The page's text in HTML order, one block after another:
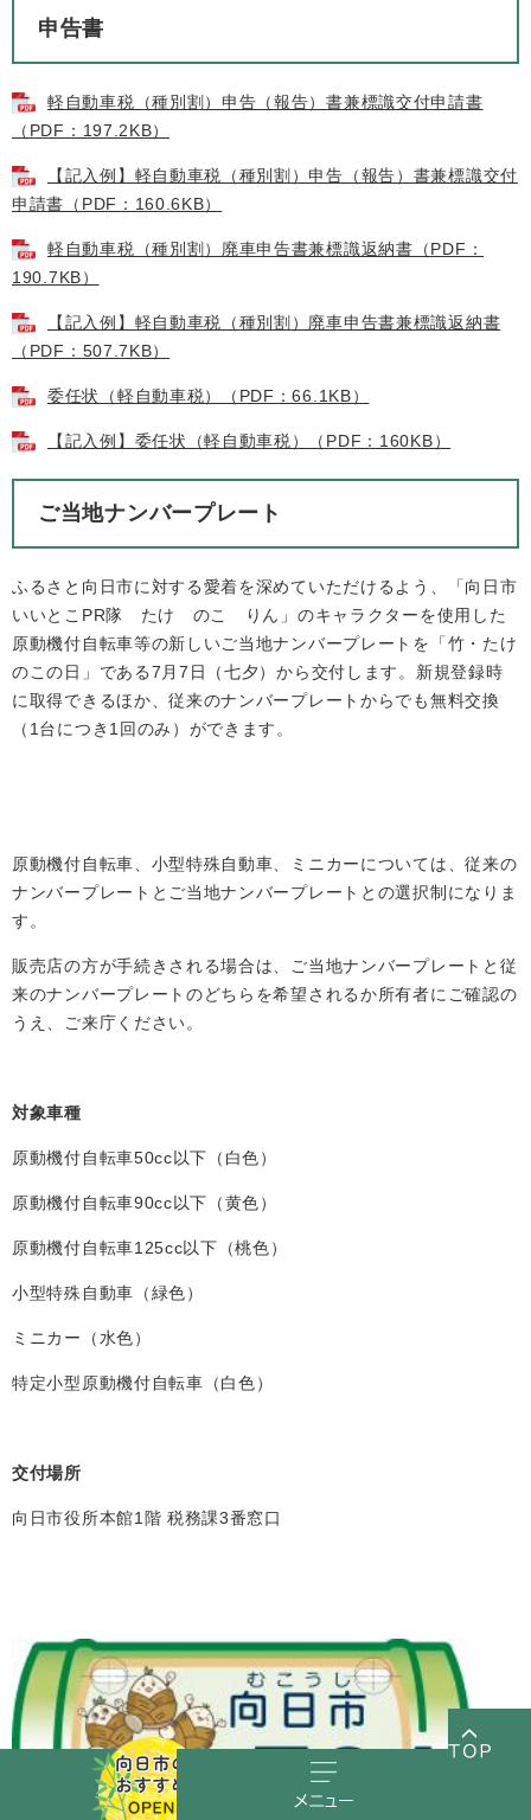
申告書
軽自動車税（種別割）申告（報告）書兼標識交付申請書
（PDF：197.2KB）
【記入例】軽自動車税（種別割）申告（報告）書兼標識交付
申請書（PDF：160.6KB）
軽自動車税（種別割）廃車申告書兼標識返納書（PDF：
190.7KB）
【記入例】軽自動車税（種別割）廃車申告書兼標識返納書
（PDF：507.7KB）
委任状（軽自動車税）（PDF：66.1KB）
【記入例】委任状（軽自動車税）（PDF：160KB）
ご当地ナンバープレート
ふるさと向日市に対する愛着を深めていただけるよう、「向日市
いいとこPR隊 たけ のこ りん」のキャラクターを使用した
原動機付自転車等の新しいご当地ナンバープレートを「竹・たけ
のこの日」である7月7日（七夕）から交付します。新規登録時
に取得できるほか、従来のナンバープレートからでも無料交換
（1台につき1回のみ）ができます。
原動機付自転車、小型特殊自動車、ミニカーについては、従来の
ナンバープレートとご当地ナンバープレートとの選択制になりま
す。
販売店の方が手続きされる場合は、ご当地ナンバープレートと従
来のナンバープレートのどちらを希望されるか所有者にご確認の
うえ、ご来庁ください。
対象車種
原動機付自転車50cc以下（白色）
原動機付自転車90cc以下（黄色）
原動機付自転車125cc以下（桃色）
小型特殊自動車（緑色）
ミニカー（水色）
特定小型原動機付自転車（白色）
交付場所
向日市役所本館1階 税務課3番窓口